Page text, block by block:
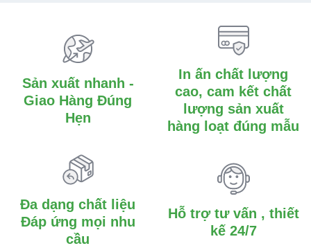
Sản xuất nhanh -
Giao Hàng Đúng
Hẹn
In ấn chất lượng
cao, cam kết chất
lượng sản xuất
hàng loạt đúng mẫu
Đa dạng chất liệu
Đáp ứng mọi nhu
cầu
Hỗ trợ tư vấn , thiết
kế 24/7